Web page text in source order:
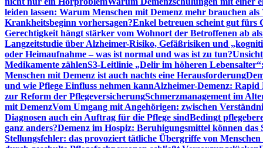
leiden lassen: Warum Menschen mit Demenz mehr brauchen als
Krankheitsbeginn vorhersagen?Enkel betreuen scheint gut fürs
Gerechtigkeit hängt stärker vom Wohnort der Betroffenen ab
Langzeitstudie über Alzheimer-Risiko, Gefäßrisiken und
oder Heimaufnahme – was ist normal und was ist zu tun?
Medikamente zählenS3-Leitlinie „Delir im höheren
Menschen mit Demenz ist auch nachts eine Herausforderung
und wie Pflege Einfluss nehmen kannAlzheimer-Demenz:
zur Reform der PflegeversicherungSchmerzmanagement im
mit DemenzVom Umgang mit Angehörigen: zwischen
Diagnosen auch ein Auftrag für die Pflege sindBedingt
ganz anders?Demenz im Hospiz: Beruhigungsmittel können das
Stellungsfehler: das provoziert tätliche Übergriffe von Menschen